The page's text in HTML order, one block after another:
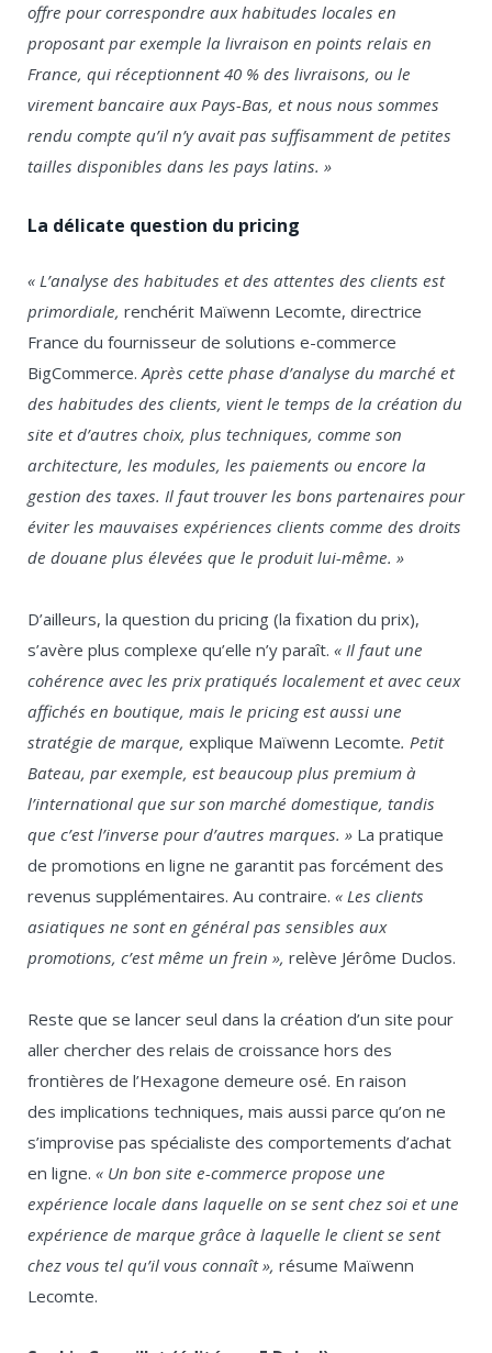
offre pour correspondre aux habitudes locales en
proposant par exemple la livraison en points relais en
France, qui réceptionnent 40 % des livraisons, ou le
virement bancaire aux Pays-Bas, et nous nous sommes
rendu compte qu’il n’y avait pas suffisamment de petites
tailles disponibles dans les pays latins. »
La délicate question du pricing
« L’analyse des habitudes et des attentes des clients est
primordiale, renchérit Maïwenn Lecomte, directrice
France du fournisseur de solutions e-commerce
BigCommerce.Après cette phase d’analyse du marché et
des habitudes des clients, vient le temps de la création du
site et d’autres choix, plus techniques, comme son
architecture, les modules, les paiements ou encore la
gestion des taxes. Il faut trouver les bons partenaires pour
éviter les mauvaises expériences clients comme des droits
de douane plus élevées que le produit lui-même. »
D’ailleurs, la question du pricing (la fixation du prix),
s’avère plus complexe qu’elle n’y paraît. « Il faut une
cohérence avec les prix pratiqués localement et avec ceux
affichés en boutique, mais le pricing est aussi une
stratégie de marque, explique Maïwenn Lecomte. Petit
Bateau, par exemple, est beaucoup plus premium à
l’international que sur son marché domestique, tandis
que c’est l’inverse pour d’autres marques. » La pratique
de promotions en ligne ne garantit pas forcément des
revenus supplémentaires. Au contraire. « Les clients
asiatiques ne sont en général pas sensibles aux
promotions, c’est même un frein », relève Jérôme Duclos.
Reste que se lancer seul dans la création d’un site pour
aller chercher des relais de croissance hors des
frontières de l’Hexagone demeure osé. En raison
des implications techniques, mais aussi parce qu’on ne
s’improvise pas spécialiste des comportements d’achat
en ligne. « Un bon site e-commerce propose une
expérience locale dans laquelle on se sent chez soi et une
expérience de marque grâce à laquelle le client se sent
chez vous tel qu’il vous connaît », résume Maïwenn
Lecomte.